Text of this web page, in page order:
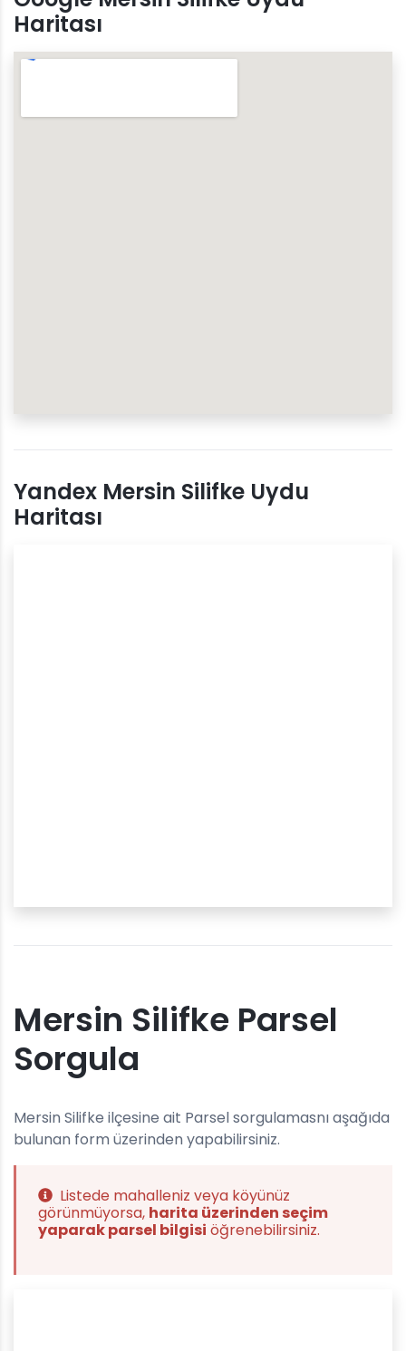
Haritası
Yandex Mersin Silifke Uydu
Haritası
Mersin Silifke Parsel
Sorgula
Mersin Silifke ilçesine ait Parsel sorgulamasnı aşağıda
bulunan form üzerinden yapabilirsiniz.
Listede mahalleniz veya köyünüz
görünmüyorsa, harita üzerinden seçim
yaparak parsel bilgisi öğrenebilirsiniz.